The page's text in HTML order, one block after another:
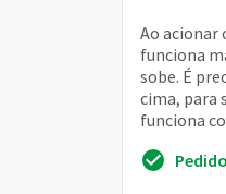
Ao
funciona
sobe. É
cima, para
funciona
descer